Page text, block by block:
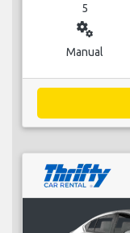
5
miscellaneous_services
Manual